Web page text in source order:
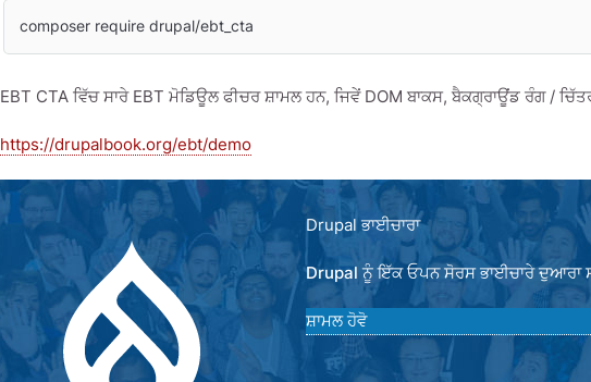
composer require drupal/ebt_cta
EBT CTA ਵਿੱਚ ਸਾਰੇ EBT ਮੋਡਿਊਲ ਫੀਚਰ ਸ਼ਾਮਲ ਹਨ, ਜਿਵੇਂ DOM ਬਾਕਸ, ਬੈਕਗ੍ਰਾਊਂਡ ਰੰਗ /
https://drupalbook.org/ebt/demo
Drupal ਭਾਈਚਾਰਾ
Drupal ਨੂੰ ਇੱਕਓਪਨ ਸੋਰਸ ਭਾਈਚਾਰੇਦੁਆਰਾ
ਸ਼ਾਮਲ ਹੋਵੋ